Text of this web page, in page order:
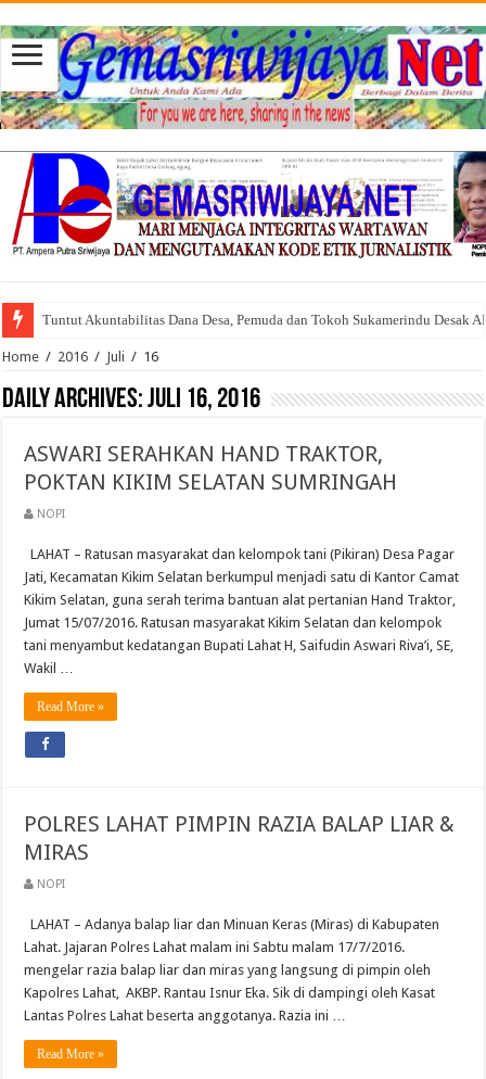
Tuntut Akuntabilitas Dana Desa, Pemuda dan Tokoh Sukamerindu Desak
Home / 2016 / Juli / 16
Daily Archives:Juli 16, 2016
ASWARI SERAHKAN HAND TRAKTOR,
POKTAN KIKIM SELATAN SUMRINGAH
NOPI
LAHAT – Ratusan masyarakat dan kelompok tani (Pikiran) Desa Pagar
Jati, Kecamatan Kikim Selatan berkumpul menjadi satu di Kantor Camat
Kikim Selatan, guna serah terima bantuan alat pertanian Hand Traktor,
Jumat 15/07/2016. Ratusan masyarakat Kikim Selatan dan kelompok
tani menyambut kedatangan Bupati Lahat H, Saifudin Aswari Riva’i, SE,
Wakil …
Read More »
POLRES LAHAT PIMPIN RAZIA BALAP LIAR &
MIRAS
NOPI
LAHAT – Adanya balap liar dan Minuan Keras (Miras) di Kabupaten
Lahat. Jajaran Polres Lahat malam ini Sabtu malam 17/7/2016.
mengelar razia balap liar dan miras yang langsung di pimpin oleh
Kapolres Lahat, AKBP. Rantau Isnur Eka. Sik di dampingi oleh Kasat
Lantas Polres Lahat beserta anggotanya. Razia ini …
Read More »